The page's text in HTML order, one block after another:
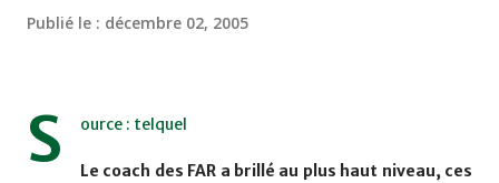
Publié le : décembre 02, 2005
S ource : telquel
Le coach des FAR a brillé au plus haut niveau, ces